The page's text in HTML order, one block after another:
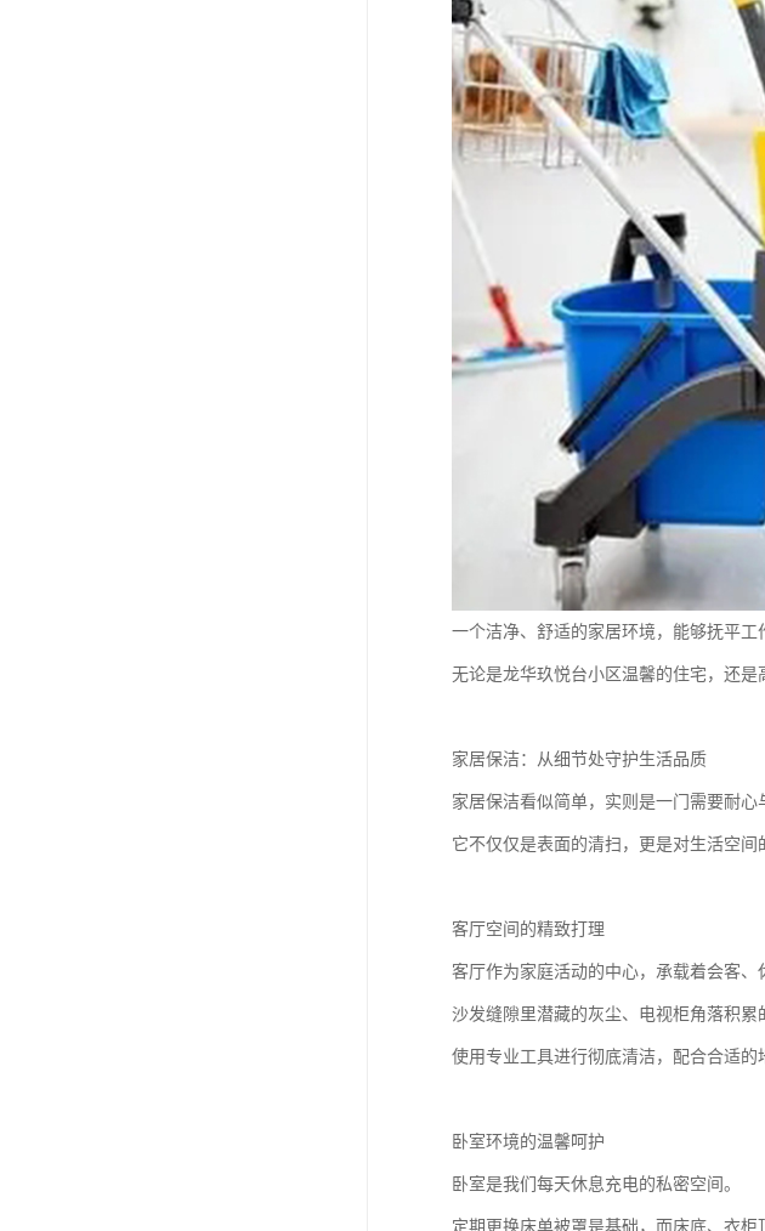
一个洁净、舒适的家居环境，能够抚平工
无论是龙华玖悦台小区温馨的住宅，还是
家居保洁：从细节处守护生活品质
家居保洁看似简单，实则是一门需要耐心
它不仅仅是表面的清扫，更是对生活空间
客厅空间的精致打理
客厅作为家庭活动的中心，承载着会客、
沙发缝隙里潜藏的灰尘、电视柜角落积累
使用专业工具进行彻底清洁，配合合适的
卧室环境的温馨呵护
卧室是我们每天休息充电的私密空间。
定期更换床单被罩是基础，而床底、衣柜